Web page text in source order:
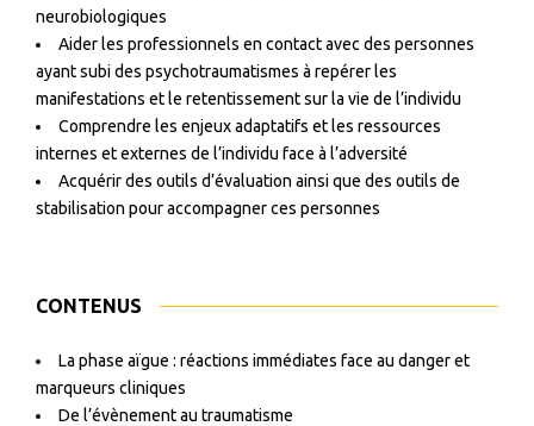
neurobiologiques
Aider les professionnels en contact avec des personnes
ayant subi des psychotraumatismes à repérer les
manifestations et le retentissement sur la vie de l’individu
Comprendre les enjeux adaptatifs et les ressources
internes et externes de l’individu face à l’adversité
Acquérir des outils d’évaluation ainsi que des outils de
stabilisation pour accompagner ces personnes
CONTENUS
La phase aïgue : réactions immédiates face au danger et
marqueurs cliniques
De l’évènement au traumatisme